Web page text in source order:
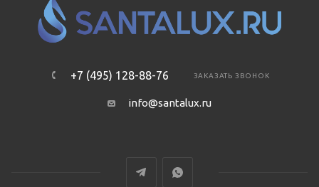
+7 (495) 128-88-76 ЗАКАЗАТЬ ЗВОНОК
info@santalux.ru